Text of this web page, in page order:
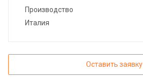
Производство
Италия
Оставить заявку